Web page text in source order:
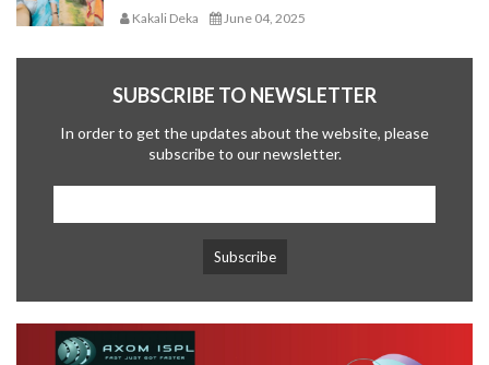
Kakali Deka June 04, 2025
SUBSCRIBE TO NEWSLETTER
In order to get the updates about the website, please
subscribe to our newsletter.